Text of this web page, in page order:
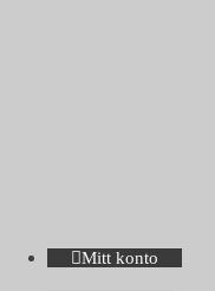
Mitt konto